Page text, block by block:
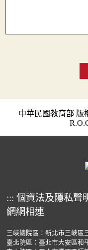
中華民國教育部 版
::: 個資法及隱私聲
網網相連
三峽總院區：新北市三峽區
臺北院區：臺北市大安區和